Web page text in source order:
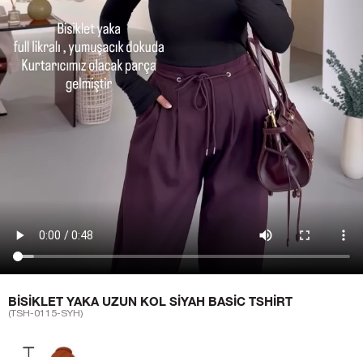
BISIKLET YAKA UZUN KOL SIYAH BASIC TSHIRT
(TSH-0115-SYH)